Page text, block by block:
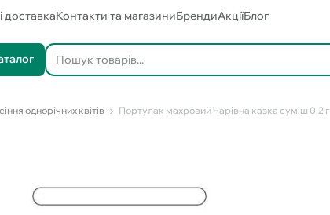
доставкаКонтакти та магазиниБрендиАкціїБлог
однорічних квітів Портулак махровий Чарівна казка суміш 0,2 г